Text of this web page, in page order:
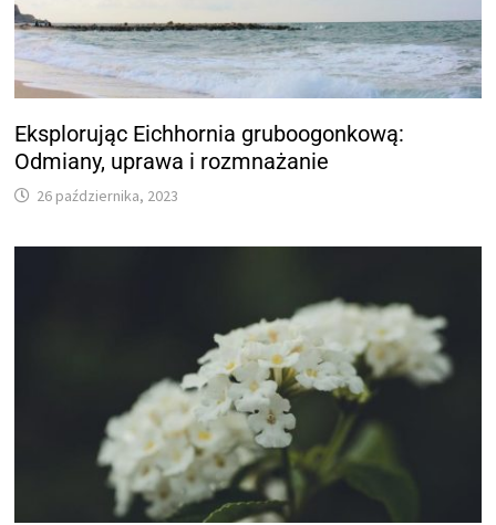
Eksplorując Eichhornia gruboogonkową:
Odmiany, uprawa i rozmnażanie
26 października, 2023